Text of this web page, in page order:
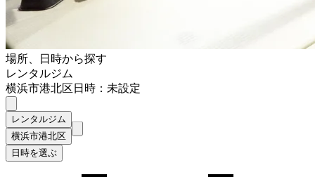
場所、日時から探す
レンタルジム
横浜市港北区日時：未設定
レンタルジム
横浜市港北区
日時を選ぶ